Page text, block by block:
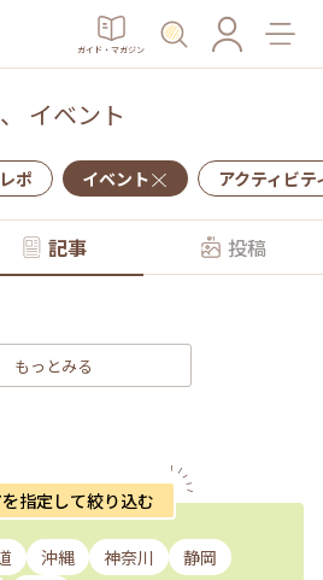
ガイド・マガジン
、 イベント
ポ イベント アクティビテ
記事 投稿
もっとみる
指定して絞り込む
沖縄 神奈川
静岡